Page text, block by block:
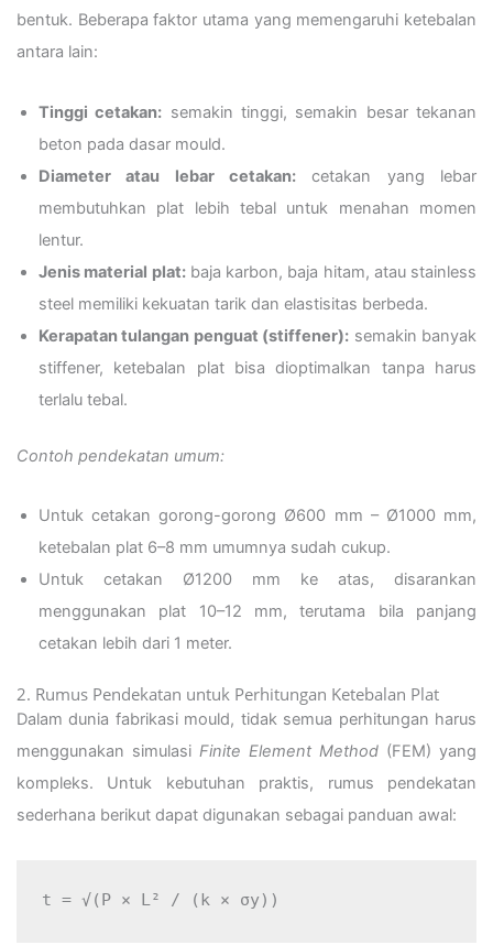
bentuk. Beberapa faktor utama yang memengaruhi ketebalan
antara lain:
Tinggi cetakan: semakin tinggi, semakin besar tekanan
beton pada dasar mould.
Diameter atau lebar cetakan: cetakan yang lebar
membutuhkan plat lebih tebal untuk menahan momen
lentur.
Jenis material plat:baja karbon, baja hitam, atau stainless
steel memiliki kekuatan tarik dan elastisitas berbeda.
Kerapatan tulangan penguat (stiffener): semakin banyak
stiffener, ketebalan plat bisa dioptimalkan tanpa harus
terlalu tebal.
Contoh pendekatan umum:
Untuk cetakan gorong-gorong Ø600 mm – Ø1000 mm,
ketebalan plat 6–8 mm umumnya sudah cukup.
Untuk cetakan Ø1200 mm ke atas, disarankan
menggunakan plat 10–12 mm, terutama bila panjang
cetakan lebih dari 1 meter.
2. Rumus Pendekatan untuk Perhitungan Ketebalan Plat
Dalam dunia fabrikasi mould, tidak semua perhitungan harus
menggunakan simulasi Finite Element Method (FEM) yang
kompleks. Untuk kebutuhan praktis, rumus pendekatan
sederhana berikut dapat digunakan sebagai panduan awal:
t = √(P × L² / (k × σy))